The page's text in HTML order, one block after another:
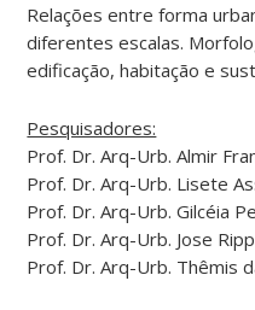
Relações entre forma
diferentes escalas.
edificação, habitação e
Pesquisadores:
Prof. Dr. Arq-Urb. Almir
Prof. Dr. Arq-Urb. Lisete
Prof. Dr. Arq-Urb. Gilcéia
Prof. Dr. Arq-Urb. Jose
Prof. Dr. Arq-Urb. Thêmis